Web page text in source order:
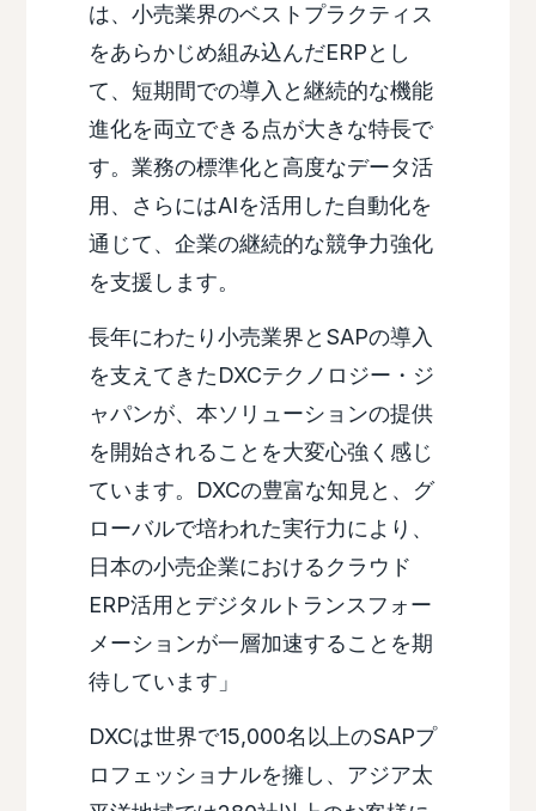
は、小売業界のベストプラクティス
をあらかじめ組み込んだERPとし
て、短期間での導入と継続的な機能
進化を両立できる点が大きな特長で
す。業務の標準化と高度なデータ活
用、さらにはAIを活用した自動化を
通じて、企業の継続的な競争力強化
を支援します。
長年にわたり小売業界とSAPの導入
を支えてきたDXCテクノロジー・ジ
ャパンが、本ソリューションの提供
を開始されることを大変心強く感じ
ています。DXCの豊富な知見と、グ
ローバルで培われた実行力により、
日本の小売企業におけるクラウド
ERP活用とデジタルトランスフォー
メーションが一層加速することを期
待しています」
DXCは世界で15,000名以上のSAPプ
ロフェッショナルを擁し、アジア太